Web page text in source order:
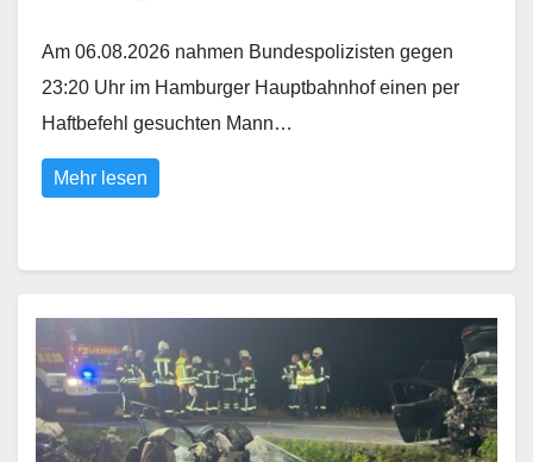
Am 06.08.2026 nahmen Bundespolizisten gegen
23:20 Uhr im Hamburger Hauptbahnhof einen per
Haftbefehl gesuchten Mann…
Mehr lesen